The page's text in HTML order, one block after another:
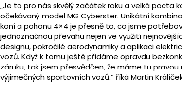
„Je to pro nás skvělý začátek roku a velká pocta
očekávaný model MG Cyberster. Unikátní
koní a pohonu 4×4 je přesně to, co jsme
jednoznačnou převahu nejen ve využití
designu, pokročilé aerodynamiky a aplikaci
vozů. Když k tomu ještě přidáme opravdu
záruku, tak jsem přesvědčen, že máme tu
výjimečných sportovních vozů.“ říká Martin